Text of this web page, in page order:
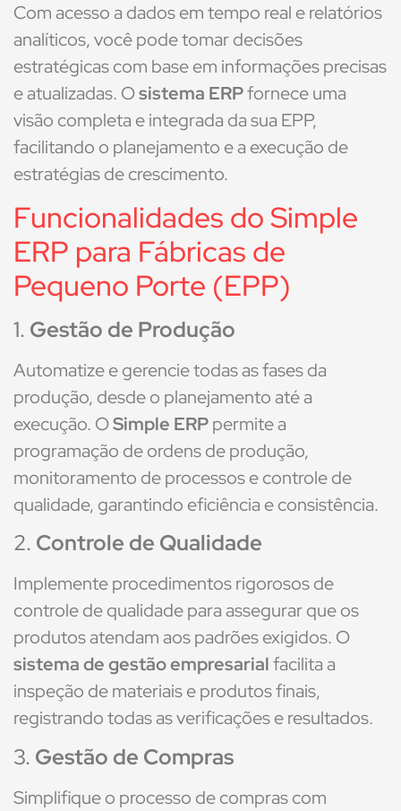
Com acesso a dados em tempo real e relatórios
analíticos, você pode tomar decisões
estratégicas com base em informações precisas
e atualizadas. Osistema ERPfornece uma
visão completa e integrada da sua EPP,
facilitando o planejamento e a execução de
estratégias de crescimento.
Funcionalidades do Simple
ERP para Fábricas de
Pequeno Porte (EPP)
1. Gestão de Produção
Automatize e gerencie todas as fases da
produção, desde o planejamento até a
execução. OSimple ERPpermite a
programação de ordens de produção,
monitoramento de processos e controle de
qualidade, garantindo eficiência e consistência.
2. Controle de Qualidade
Implemente procedimentos rigorosos de
controle de qualidade para assegurar que os
produtos atendam aos padrões exigidos. O
sistema de gestão empresarialfacilita a
inspeção de materiais e produtos finais,
registrando todas as verificações e resultados.
3. Gestão de Compras
Simplifique o processo de compras com